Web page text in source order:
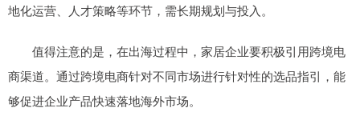
地化运营、人才策略等环节，需长期规划与投入。
值得注意的是，在出海过程中，家居企业要积极引用跨境电
商渠道。通过跨境电商针对不同市场进行针对性的选品指引，能
够促进企业产品快速落地海外市场。